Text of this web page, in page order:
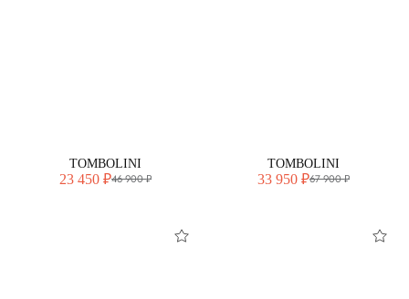
TOMBOLINI
23 450 ₽46 900 ₽
TOMBOLINI
33 950 ₽67 900 ₽